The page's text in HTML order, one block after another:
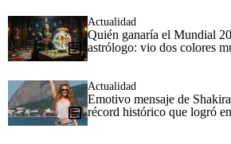
Actualidad
Quién ganaría el Mundial
astrólogo: vio dos colores
Actualidad
Emotivo mensaje de
récord histórico que logró